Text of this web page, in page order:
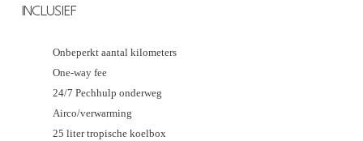
INCLUSIEF
Onbeperkt aantal kilometers
One-way fee
24/7 Pechhulp onderweg
Airco/verwarming
25 liter tropische koelbox